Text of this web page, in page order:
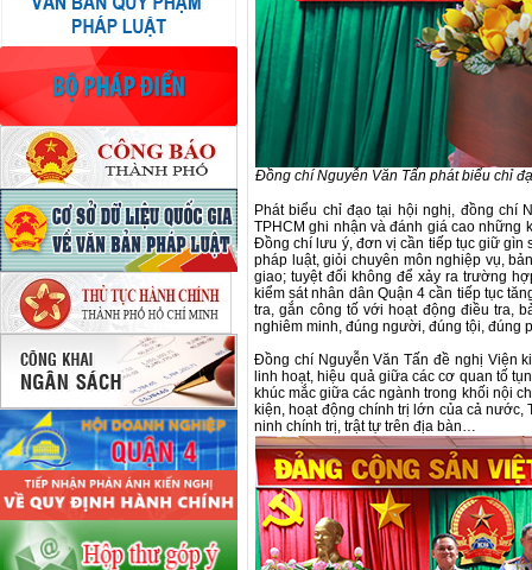
Đồng chí Nguyễn Văn Tấn phát biểu chỉ
Phát biểu chỉ đạo tại hội nghị, đồng chí
TPHCM ghi nhận và đánh giá cao những
Đồng chí lưu ý, đơn vị cần tiếp tục giữ gìn
pháp luật, giỏi chuyên môn nghiệp vụ,
giao; tuyệt đối không để xảy ra trường
kiểm sát nhân dân Quận 4 cần tiếp tục
tra, gắn công tố với hoạt động điều tra,
nghiêm minh, đúng người, đúng tội, đúng
Đồng chí Nguyễn Văn Tấn đề nghị Viện
linh hoạt, hiệu quả giữa các cơ quan tố
khúc mắc giữa các ngành trong khối nội
kiện, hoạt động chính trị lớn của cả nước,
ninh chính trị, trật tự trên địa bàn…